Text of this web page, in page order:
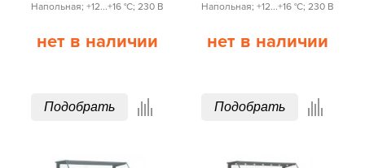
Напольная; +12...+16 °С; 230 В
нет в наличии
Подобрать
Напольная; +12...+16 °С; 230 В
нет в наличии
Подобрать